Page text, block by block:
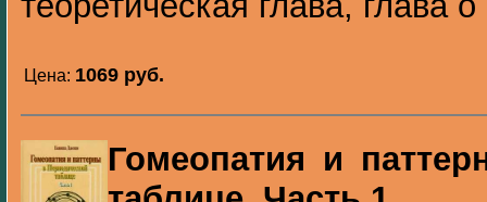
Цена: 1069 pуб.
Гомеопатия и